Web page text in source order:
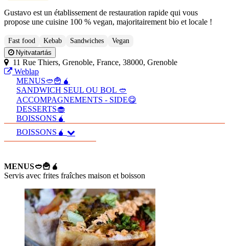
Gustavo est un établissement de restauration rapide qui vous
propose une cuisine 100 % vegan, majoritairement bio et locale !
Fast food Kebab Sandwiches
Vegan
Nyitvatartás
11 Rue Thiers, Grenoble, France, 38000, Grenoble
Weblap
MENUS🥙🍟🧉
SANDWICH SEUL OU BOL 🥙
ACCOMPAGNEMENTS - SIDE😋
DESSERTS🧁
BOISSONS🧉
BOISSONS🧉
MENUS🥙🍟🧉
Servis avec frites fraîches maison et boisson